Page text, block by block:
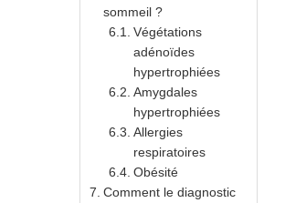
sommeil ?
Végétations
adénoïdes
hypertrophiées
Amygdales
hypertrophiées
Allergies
respiratoires
Obésité
Comment le diagnostic